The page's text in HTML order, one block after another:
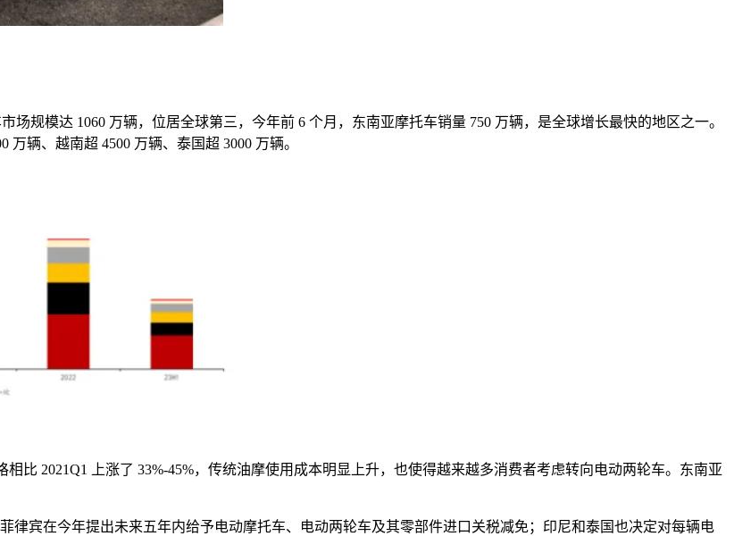
场规模达 1060 万辆，位居全球第三，今年前 6 个月，东南亚摩托车销量 750 万辆，是全球增长最快的地区之一。
万辆、越南超 4500 万辆、泰国超 3000 万辆。
相比 2021Q1 上涨了 33%-45%，传统油摩使用成本明显上升，也使得越来越多消费者考虑转向电动两轮车。东南亚
律宾在今年提出未来五年内给予电动摩托车、电动两轮车及其零部件进口关税减免；印尼和泰国也决定对每辆电